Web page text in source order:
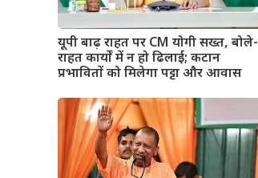
यूपी बाढ़ राहत पर CM योगी सख्त, बोले-
राहत कार्यों में न हो ढिलाई; कटान
प्रभावितों को मिलेगा पट्टा और आवास